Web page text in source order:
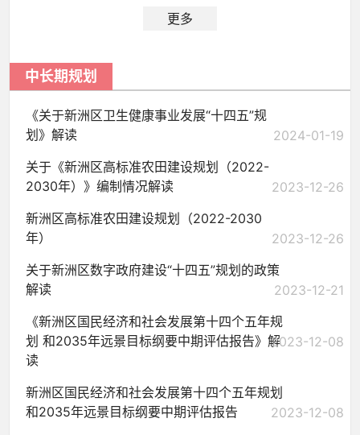
更多
中长期规划
《关于新洲区卫生健康事业发展“十四五”规
划》解读
2024-01-19
关于《新洲区高标准农田建设规划（2022-
2030年）》编制情况解读
2023-12-26
新洲区高标准农田建设规划（2022-2030
年）
2023-12-26
关于新洲区数字政府建设“十四五”规划的政策
解读
2023-12-21
《新洲区国民经济和社会发展第十四个五年规
划 和2035年远景目标纲要中期评估报告》解
读
2023-12-08
新洲区国民经济和社会发展第十四个五年规划
和2035年远景目标纲要中期评估报告
2023-12-08